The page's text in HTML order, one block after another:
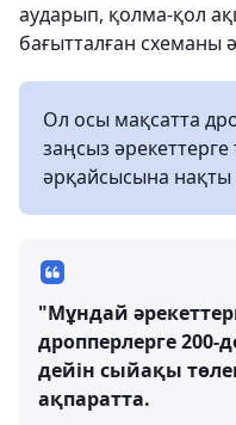
аударып, қолма-қол
бағытталған схеманы
Ол осы мақсатта
заңсыз
әрқайсысына нақты
"Мұндай
дропперлерге
дейін сыйақы
ақпаратта.